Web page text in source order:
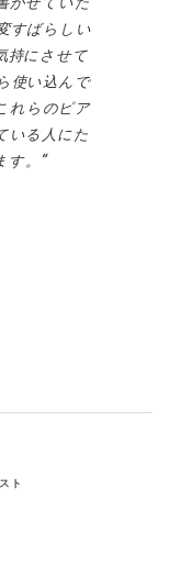
すばらしい
持にさせて
使い込んで
れらのピア
いる人にた
。
ト